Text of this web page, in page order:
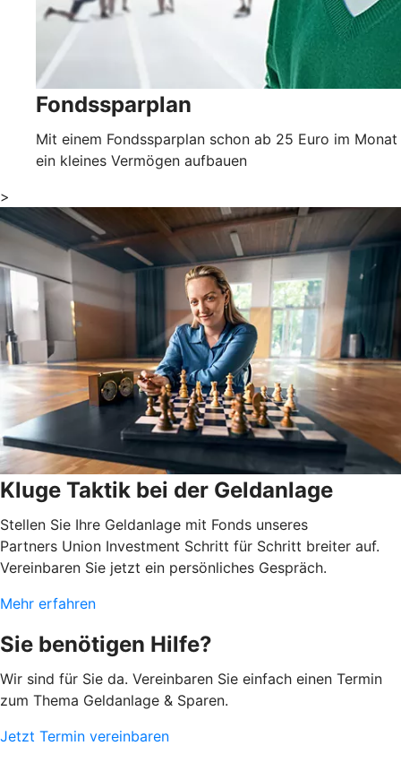
Fondssparplan
Mit einem Fondssparplan schon ab 25 Euro im Monat
ein kleines Vermögen aufbauen
>
Kluge Taktik bei der Geldanlage
Stellen Sie Ihre Geldanlage mit Fonds unseres
Partners Union Investment Schritt für Schritt breiter auf.
Vereinbaren Sie jetzt ein persönliches Gespräch.
Mehr erfahren
Sie benötigen Hilfe?
Wir sind für Sie da. Vereinbaren Sie einfach einen Termin
zum Thema Geldanlage & Sparen.
Jetzt Termin vereinbaren